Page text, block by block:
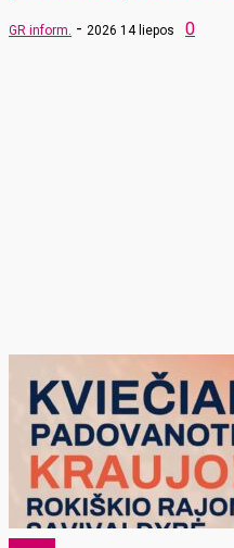
GR inform. - 2026 14 liepos 0